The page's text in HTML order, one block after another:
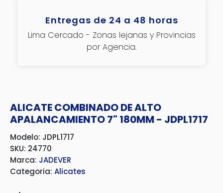
Entregas de 24 a 48 horas
Lima Cercado - Zonas lejanas y Provincias
por Agencia.
ALICATE COMBINADO DE ALTO
APALANCAMIENTO 7" 180MM - JDPL1717
Modelo: JDPL1717
SKU: 24770
Marca: JADEVER
Categoria: Alicates